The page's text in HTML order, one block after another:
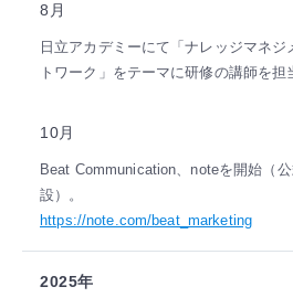
8月
日立アカデミーにて「ナレッジマネジ
トワーク」をテーマに研修の講師を担
10月
Beat Communication、noteを開始（
設）。
https://note.com/beat_marketing
2025年